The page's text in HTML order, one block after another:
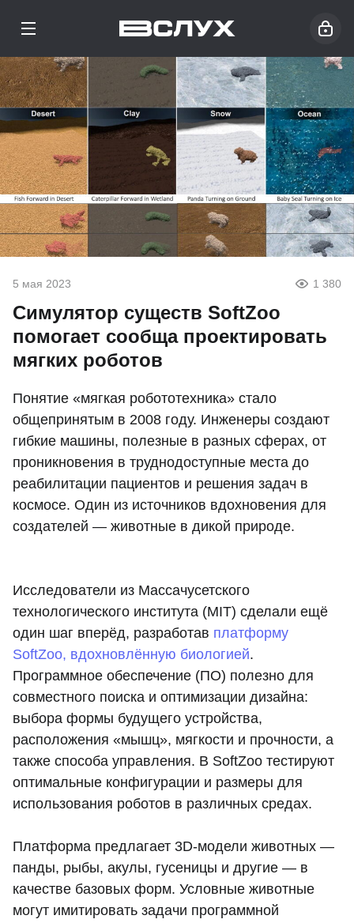
5 мая 2023 1 380
Симулятор существ SoftZoo
помогает сообща проектировать
мягких роботов
Понятие «мягкая робототехника» стало
общепринятым в 2008 году. Инженеры создают
гибкие машины, полезные в разных сферах, от
проникновения в труднодоступные места до
реабилитации пациентов и решения задач в
космосе. Один из источников вдохновения для
создателей — животные в дикой природе.
Исследователи из Массачусетского
технологического института (MIT) сделали ещё
один шаг вперёд, разработав платформу
SoftZoo, вдохновлённую биологией.
Программное обеспечение (ПО) полезно для
совместного поиска и оптимизации дизайна:
выбора формы будущего устройства,
расположения «мышц», мягкости и прочности, а
также способа управления. В SoftZoo тестируют
оптимальные конфигурации и размеры для
использования роботов в различных средах.
Платформа предлагает 3D-модели животных —
панды, рыбы, акулы, гусеницы и другие — в
качестве базовых форм. Условные животные
могут имитировать задачи программной